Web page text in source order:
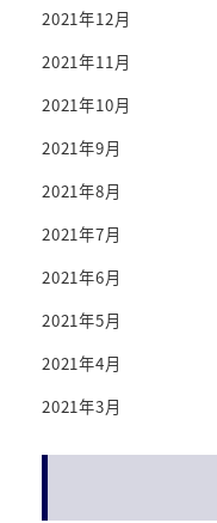
2021年12月
2021年11月
2021年10月
2021年9月
2021年8月
2021年7月
2021年6月
2021年5月
2021年4月
2021年3月